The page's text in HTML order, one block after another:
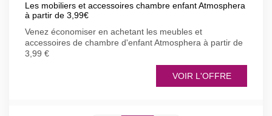
Les mobiliers et accessoires chambre enfant Atmosphera
à partir de 3,99€
Venez économiser en achetant les meubles et
accessoires de chambre d'enfant Atmosphera à partir de
3,99 €
VOIR L'OFFRE